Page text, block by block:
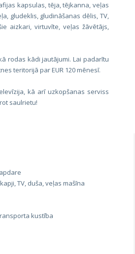
kapsulas, tēja, tējkanna, veļas
gludeklis, gludināšanas dēlis, TV,
aizkari, virtuvīte, veļas žāvētājs,
rodas kādi jautājumi. Lai padarītu
teritorijā par EUR 120 mēnesī.
kā arī uzkopšanas serviss
saulrietu!
TV, duša, veļas mašīna
kustība